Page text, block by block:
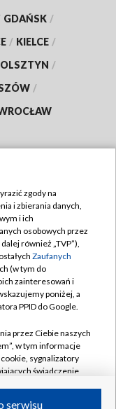
GDAŃSK /
/ KIELCE /
OLSZTYN /
/
zgody na
i zbierania danych,
i ich
osobowych przez
również „TVP”),
Zaufanych
(w tym do
zainteresowań i
poniżej, a
PPID do Google.
przez Ciebie naszych
w tym informacje
sygnalizatory
świadczenie
serwisu